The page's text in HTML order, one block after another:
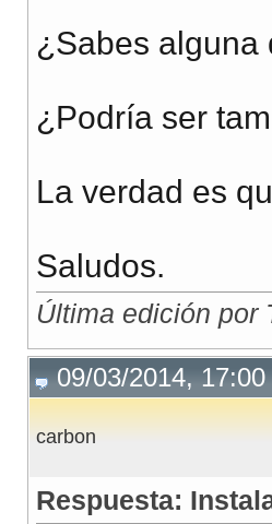
¿Sabes alguna
¿Podría ser
La verdad es
Saludos.
Última edición
09/03/2014, 17:00
carbon
Respuesta: